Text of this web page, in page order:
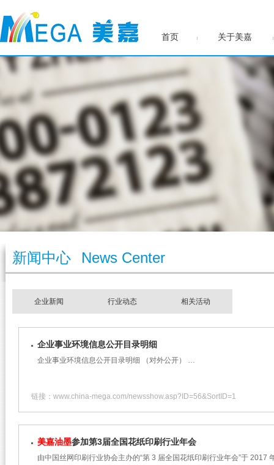
首页 关于美嘉
新闻中心 News Center
企业新闻 行业动态 相关活动
企业事业环境信息公开目录明细
企业事业环境信息公开目录明细 （对外公开） …
链接：www.china-mega.com/newsshow.asp?ID=56&SortID=1
美嘉油墨参加第3届全国花纸印刷行业年会
由中国丝网印刷行业协会主办的“第 3 届全国花纸印刷行业年会”于